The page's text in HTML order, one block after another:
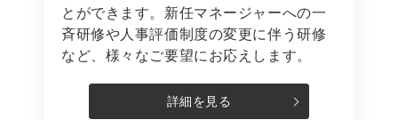
とができます。新任マネージャーへの一
斉研修や人事評価制度の変更に伴う研修
など、様々なご要望にお応えします。
詳細を見る